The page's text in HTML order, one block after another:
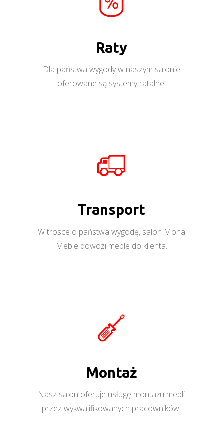
Raty
Dla państwa wygody w naszym salonie
oferowane są systemy ratalne.
Transport
W trosce o państwa wygodę, salon Mona
Meble dowozi meble do klienta.
Montaż
Nasz salon oferuje usługę montażu mebli
przez wykwalifikowanych pracowników.